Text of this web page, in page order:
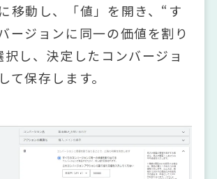
移動し、「値」を開き、“す
ージョンに同一の価値を割り
択し、決定したコンバージョ
て保存します。